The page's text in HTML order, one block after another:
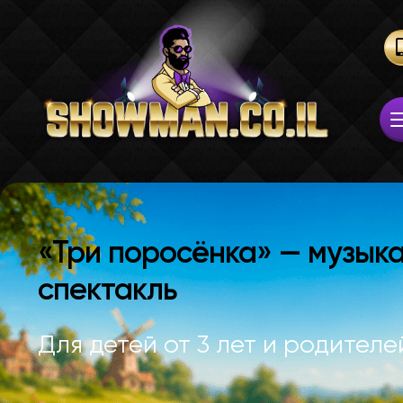
«Три поросёнка» —
спектакль
Для детей от 3 лет и